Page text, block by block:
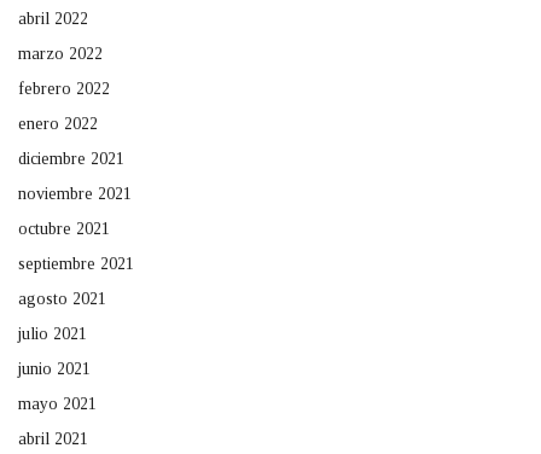
abril 2022
marzo 2022
febrero 2022
enero 2022
diciembre 2021
noviembre 2021
octubre 2021
septiembre 2021
agosto 2021
julio 2021
junio 2021
mayo 2021
abril 2021